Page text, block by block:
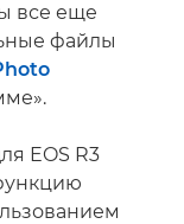
все еще
файлы
EOS R3